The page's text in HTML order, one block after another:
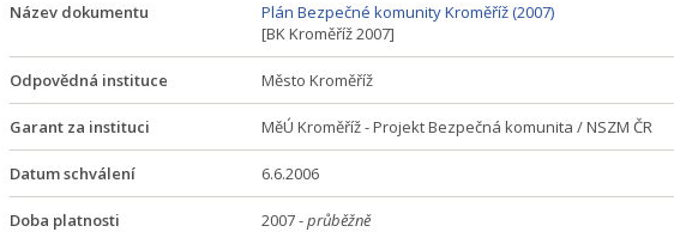
Název dokumentu
Plán Bezpečné komunity Kroměříž (2007)
[BK Kroměříž 2007]
Odpovědná instituce Město Kroměříž
Garant za instituci MěÚ Kroměříž - Projekt Bezpečná komunita / NSZM ČR
Datum schválení 6.6.2006
Doba platnosti 2007 -průběžně